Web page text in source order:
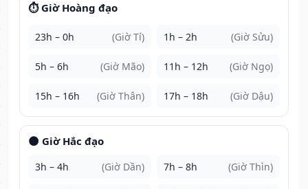
⏱️ Giờ Hoàng đạo
23h – 0h (Giờ Tí) 1h – 2h (Giờ Sửu)
5h – 6h (Giờ Mão) 11h – 12h (Giờ Ngọ)
15h – 16h (Giờ Thân) 17h – 18h (Giờ Dậu)
🌑 Giờ Hắc đạo
3h – 4h (Giờ Dần) 7h – 8h (Giờ Thìn)